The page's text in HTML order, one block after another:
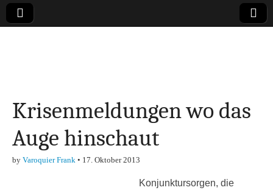
Finanzen,
Marketing-, Vertrieb-
& Investment-Tipps
Krisenmeldungen wo das
Auge hinschaut
by Varoquier Frank • 17. Oktober 2013
Konjunktursorgen, die